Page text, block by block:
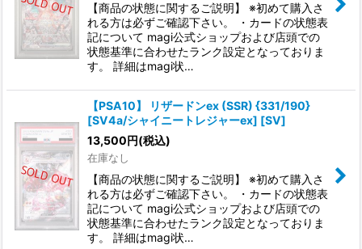
【商品の状態に関するご説明】 ※初めて購入さ
れる方は必ずご確認下さい。 ・カードの状態表
記について magi公式ショップおよび店頭での
状態基準に合わせたランク設定となっておりま
す。 詳細はmagi状…
【PSA10】 リザードンex (SSR) {331/190}
[SV4a/シャイニートレジャーex] [SV]
13,500円(税込)
在庫なし
【商品の状態に関するご説明】 ※初めて購入さ
れる方は必ずご確認下さい。 ・カードの状態表
記について magi公式ショップおよび店頭での
状態基準に合わせたランク設定となっておりま
す。 詳細はmagi状…